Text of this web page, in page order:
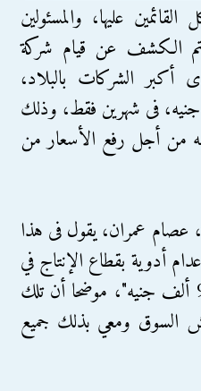
عليها، والمسئولين
تم الكشف عن قيام شركة
أكبر الشركات بالبلاد،
بقيمة 6 ملايين جنيه، فى شهرين فقط، وذلك
من أجل رفع الأسعار من
عصام عمران، يقول فى هذا
أدوية بقطاع الإنتاج في
الشركة بقيمة 5 ملايين و933 ألف جنيه"، موضحا أن تلك
السوق ومعي بذلك جميع